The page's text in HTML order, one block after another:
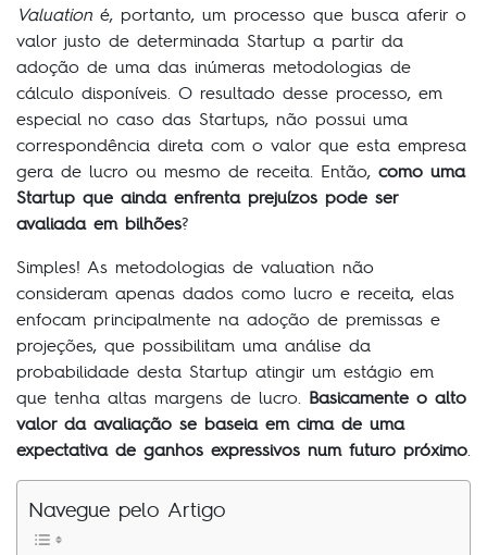
Valuation é, portanto, um processo que busca aferir o
valor justo de determinada Startup a partir da
adoção de uma das inúmeras metodologias de
cálculo disponíveis. O resultado desse processo, em
especial no caso das Startups, não possui uma
correspondência direta com o valor que esta empresa
gera de lucro ou mesmo de receita. Então, como uma
Startup que ainda enfrenta prejuízos pode ser
avaliada em bilhões?
Simples! As metodologias de valuation não
consideram apenas dados como lucro e receita, elas
enfocam principalmente na adoção de premissas e
projeções, que possibilitam uma análise da
probabilidade desta Startup atingir um estágio em
que tenha altas margens de lucro. Basicamente o alto
valor da avaliação se baseia em cima de uma
expectativa de ganhos expressivos num futuro próximo.
Navegue pelo Artigo